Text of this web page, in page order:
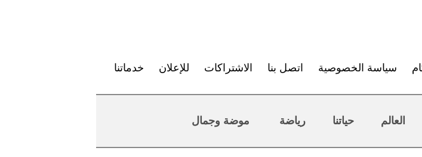
سياسة الخصوصية اتصل بنا الاشتراكات للإعلان خدماتنا
العالم حياتنا رياضة موضة وجمال